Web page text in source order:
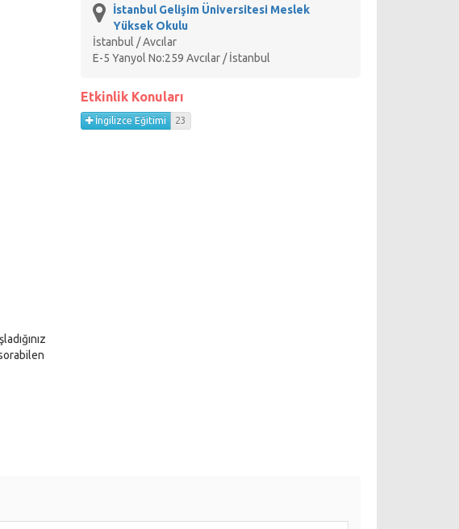
İstanbul Gelişim Üniversitesi Meslek
Yüksek Okulu
İstanbul / Avcılar
E-5 Yanyol No:259 Avcılar / İstanbul
Etkinlik Konuları
İngilizce Eğitimi 23